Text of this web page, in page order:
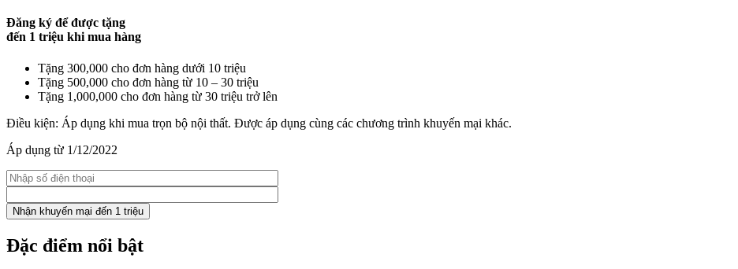
Đăng ký để được tặng
đến 1 triệu khi mua hàng
Tặng 300,000 cho đơn hàng dưới 10 triệu
Tặng 500,000 cho đơn hàng từ 10 – 30 triệu
Tặng 1,000,000 cho đơn hàng từ 30 triệu trở lên
Điều kiện: Áp dụng khi mua trọn bộ nội thất. Được áp dụng cùng các chương trình khuyến mại khác.
Áp dụng từ 1/12/2022
Đặc điểm nổi bật